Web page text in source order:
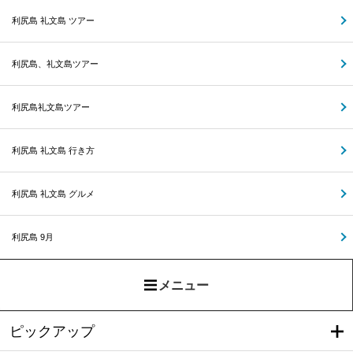
利尻島 礼文島 ツアー
利尻島、礼文島ツアー
利尻島礼文島ツアー
利尻島 礼文島 行き方
利尻島 礼文島 グルメ
利尻島 9月
メニュー
ピックアップ